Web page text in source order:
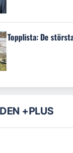
Topplista: De
+PLUS